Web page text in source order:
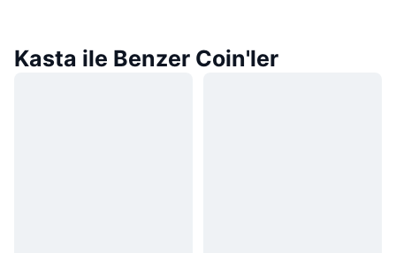
Kasta ile Benzer Coin'ler